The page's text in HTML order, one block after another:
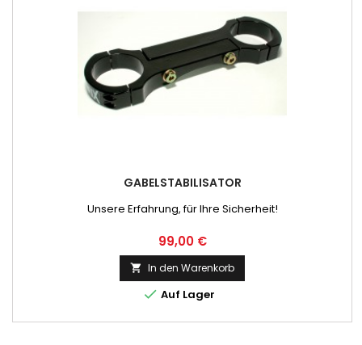
GABELSTABILISATOR
Unsere Erfahrung, für Ihre Sicherheit!
Preis
99,00 €
 In den Warenkorb
 Auf Lager